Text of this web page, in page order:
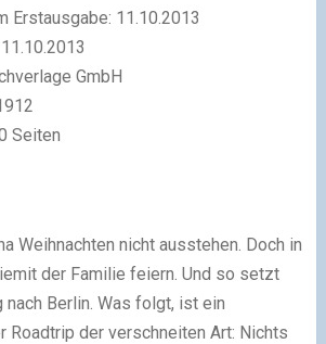
Erstausgabe: 11.10.2013
GmbH
Seiten
Weihnachten nicht ausstehen. Doch in
der Familie feiern. Und so setzt
nach Berlin. Was folgt, ist ein
Roadtrip der verschneiten Art: Nichts